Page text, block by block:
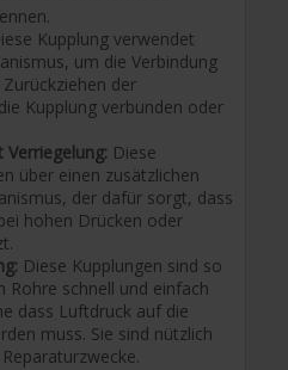
Kupplung verwendet
um die Verbindung
der
Kupplung verbunden oder
Verriegelung: Diese
über einen zusätzlichen
der dafür sorgt, dass
hohen Drücken oder
Diese Kupplungen sind so
Rohre schnell und einfach
dass Luftdruck auf die
muss. Sie sind nützlich